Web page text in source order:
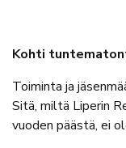
Kohti
Toiminta ja
Sitä, miltä Liperin
vuoden päästä, ei